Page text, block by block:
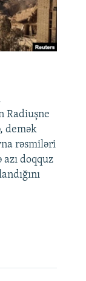
Radiuşne
demək
rəsmiləri
doqquz